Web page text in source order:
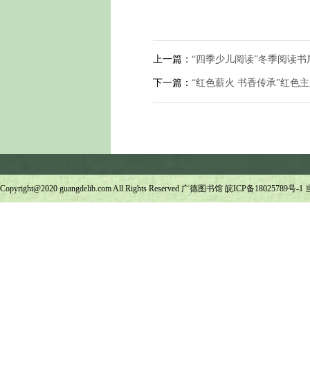
上一篇： “四季少儿阅读”冬季阅读书
下一篇： “红色薪火 书香传承”红色
Copyright@2020 guangdelib.com All Rights Reserved 广德图书馆 皖ICP备18025789号-1